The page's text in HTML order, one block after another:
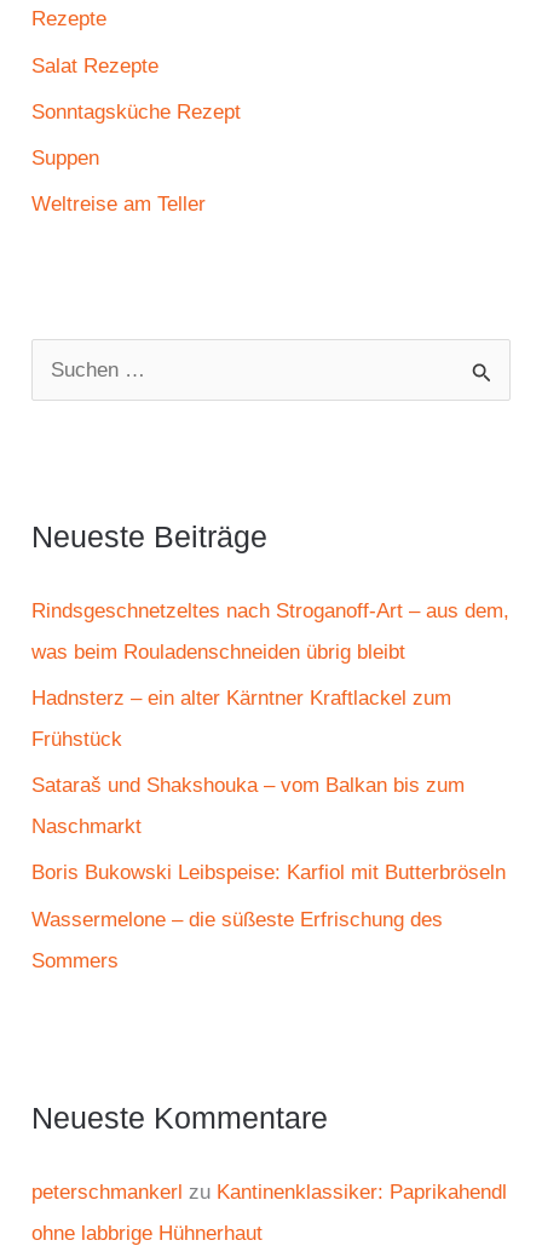
Rezepte
Salat Rezepte
Sonntagsküche Rezept
Suppen
Weltreise am Teller
u
e
n
a
c
h
Neueste Beiträge
Rindsgeschnetzeltes nach Stroganoff-Art – aus dem,
was beim Rouladenschneiden übrig bleibt
Hadnsterz – ein alter Kärntner Kraftlackel zum
Frühstück
Sataraš und Shakshouka – vom Balkan bis zum
Naschmarkt
Boris Bukowski Leibspeise: Karfiol mit Butterbröseln
Wassermelone – die süßeste Erfrischung des
Sommers
Neueste Kommentare
peterschmankerl zu Kantinenklassiker: Paprikahendl
ohne labbrige Hühnerhaut